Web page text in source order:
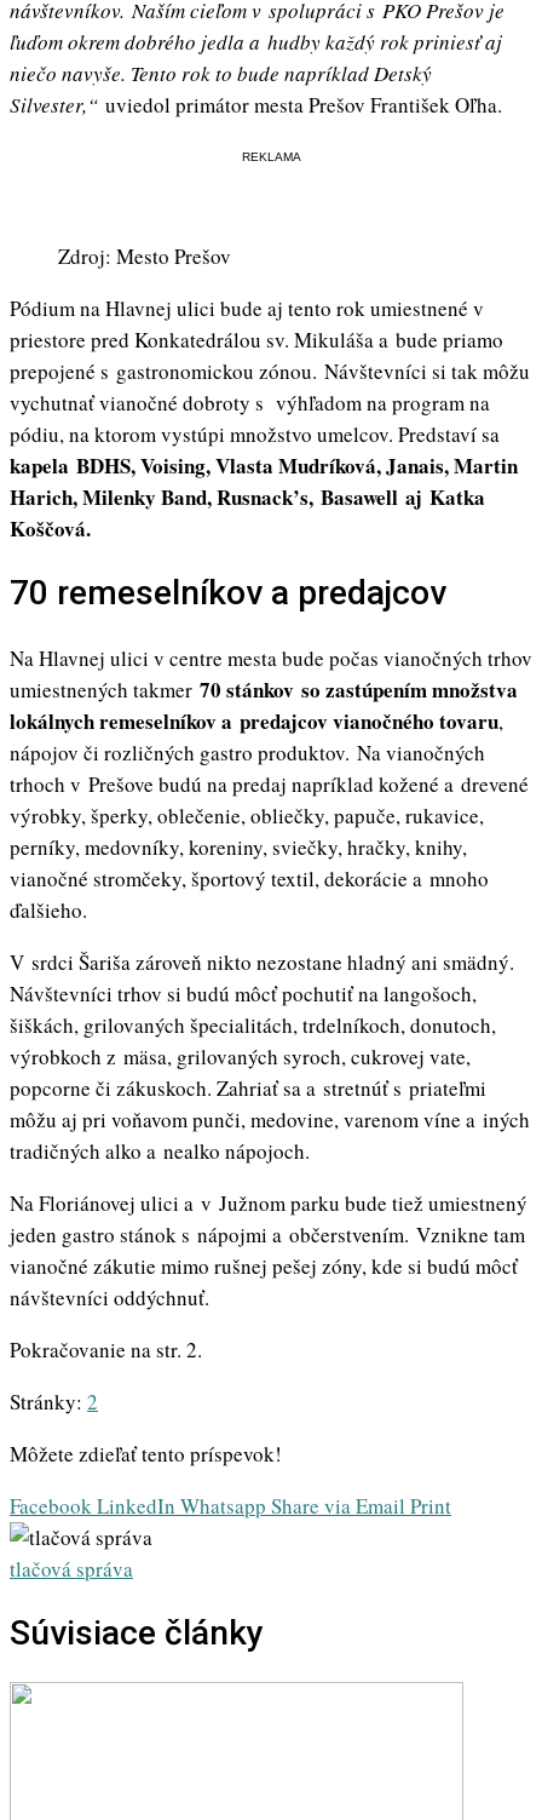
návštevníkov. Naším cieľom v spolupráci s PKO Prešov je
ľuďom okrem dobrého jedla a hudby každý rok priniesť aj
niečo navyše. Tento rok to bude napríklad Detský
Silvester,“ uviedol primátor mesta Prešov František Oľha.
REKLAMA
Zdroj: Mesto Prešov
Pódium na Hlavnej ulici bude aj tento rok umiestnené v
priestore pred Konkatedrálou sv. Mikuláša a bude priamo
prepojené s gastronomickou zónou. Návštevníci si tak môžu
vychutnať vianočné dobroty s výhľadom na program na
pódiu, na ktorom vystúpi množstvo umelcov. Predstaví sa
kapela BDHS, Voising, Vlasta Mudríková, Janais, Martin
Harich, Milenky Band, Rusnack’s, Basawell aj Katka
Koščová.
70 remeselníkov a predajcov
Na Hlavnej ulici v centre mesta bude počas vianočných trhov
umiestnených takmer 70 stánkov so zastúpením množstva
lokálnych remeselníkov a predajcov vianočného tovaru,
nápojov či rozličných gastro produktov. Na vianočných
trhoch v Prešove budú na predaj napríklad kožené a drevené
výrobky, šperky, oblečenie, obliečky, papuče, rukavice,
perníky, medovníky, koreniny, sviečky, hračky, knihy,
vianočné stromčeky, športový textil, dekorácie a mnoho
ďalšieho.
V srdci Šariša zároveň nikto nezostane hladný ani smädný.
Návštevníci trhov si budú môcť pochutiť na langošoch,
šiškách, grilovaných špecialitách, trdelníkoch, donutoch,
výrobkoch z mäsa, grilovaných syroch, cukrovej vate,
popcorne či zákuskoch. Zahriať sa a stretnúť s priateľmi
môžu aj pri voňavom punči, medovine, varenom víne a iných
tradičných alko a nealko nápojoch.
Na Floriánovej ulici a v Južnom parku bude tiež umiestnený
jeden gastro stánok s nápojmi a občerstvením. Vznikne tam
vianočné zákutie mimo rušnej pešej zóny, kde si budú môcť
návštevníci oddýchnuť.
Pokračovanie na str. 2.
Stránky: 2
Môžete zdieľať tento príspevok!
FacebookLinkedIn Whatsapp Share via Email Print
tlačová správa
Súvisiace články